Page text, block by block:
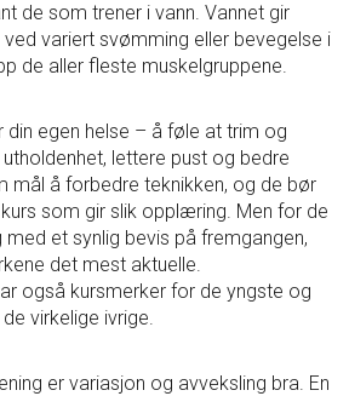
og trenere
de som trener i vann. Vannet gir
variert svømming eller bevegelse i
de aller fleste muskelgruppene.
din egen helse – å føle at trim og
lettere pust og bedre
mål å forbedre teknikken, og de bør
som gir slik opplæring. Men for de
et synlig bevis på fremgangen,
det mest aktuelle.
også kursmerker for de yngste og
virkelige ivrige.
er variasjon og avveksling bra. En